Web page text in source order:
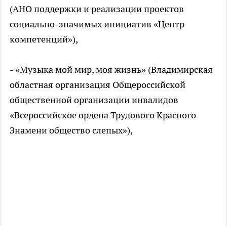
(АНО поддержки и реализации проектов
социально-значимых инициатив «Центр
компетенций»),
- «Музыка мой мир, моя жизнь» (Владимирская
областная организация Общероссийской
общественной организации инвалидов
«Всероссийское ордена Трудового Красного
Знамени общество слепых»),